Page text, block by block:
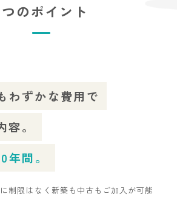
のポイント
わずかな費用で
。
年間。
制限はなく新築も中古もご加入が可能